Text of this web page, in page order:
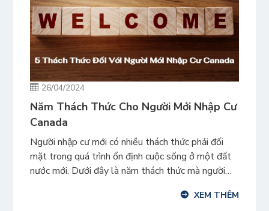
26/04/2024
Năm Thách Thức Cho Người Mới Nhập Cư
Canada
Người nhập cư mới có nhiều thách thức phải đối
mặt trong quá trình ổn định cuộc sống ở một đất
nước mới. Dưới đây là năm thách thức mà người
Canada và cách để có thể dễ dàng vượt qua chúng.
XEM THÊM